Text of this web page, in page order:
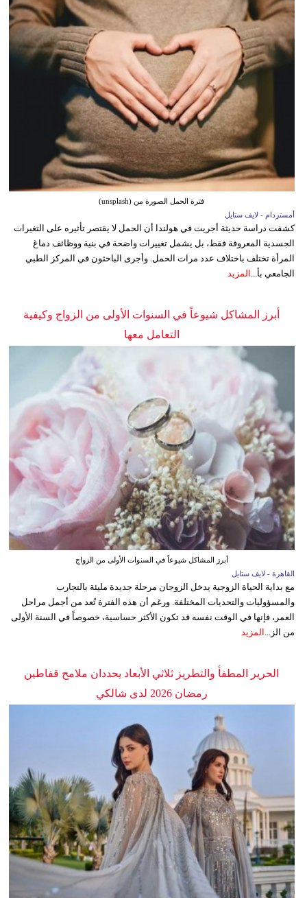
فترة الحمل الصورة من (unsplash)
أمستردام - لايف ستايل
كشفت دراسة حديثة أجريت في هولندا أن الحمل لا يقتصر تأثيره على التغيرات
الجسدية المعروفة فقط، بل يشمل تغييرات واضحة في بنية ووظائف دماغ
المرأة تختلف باختلاف عدد مرات الحمل. وأجرى الباحثون في المركز الطبي
الجامعي بأ... المزيد
أبرز المشاكل شيوعاً في السنوات الأولى من الزواج وكيفية
التعامل معها
أبرز المشاكل شيوعاً في السنوات الأولى من الزواج
القاهرة - لايف ستايل
مع بداية الحياة الزوجية يدخل الزوجان مرحلة جديدة مليئة بالتجارب
والمسؤوليات والتحديات المختلفة. ورغم أن هذه الفترة تُعد من أجمل مراحل
العمر، فإنها في الوقت نفسه قد تكون الأكثر حساسية، خصوصاً في السنة الأولى
من الز...
المزيد
الحرير المطفأ والتطريز ثلاثي الأبعاد يحددان ملامح قفاطين
رمضان 2026 لدى شالكي